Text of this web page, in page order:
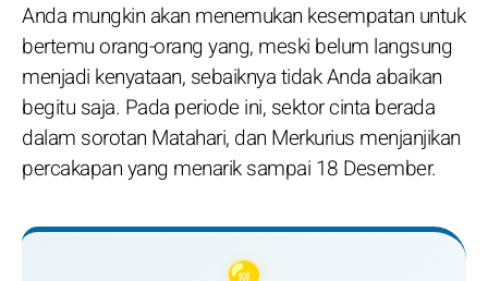
Anda mungkin akan menemukan kesempatan untuk
bertemu orang-orang yang, meski belum langsung
menjadi kenyataan, sebaiknya tidak Anda abaikan
begitu saja. Pada periode ini, sektor cinta berada
dalam sorotan Matahari, dan Merkurius menjanjikan
percakapan yang menarik sampai 18 Desember.